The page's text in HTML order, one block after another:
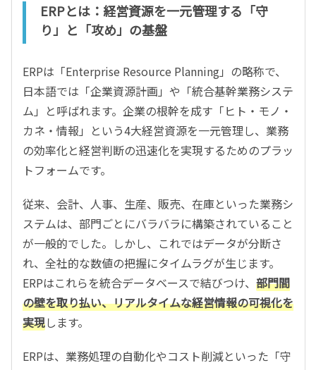
ERPとは：経営資源を一元管理する「守
り」と「攻め」の基盤
ERPは「Enterprise Resource Planning」の略称で、
日本語では「企業資源計画」や「統合基幹業務システ
ム」と呼ばれます。企業の根幹を成す「ヒト・モノ・
カネ・情報」という4大経営資源を一元管理し、業務
の効率化と経営判断の迅速化を実現するためのプラッ
トフォームです。
従来、会計、人事、生産、販売、在庫といった業務シ
ステムは、部門ごとにバラバラに構築されていること
が一般的でした。しかし、これではデータが分断さ
れ、全社的な数値の把握にタイムラグが生じます。
ERPはこれらを統合データベースで結びつけ、 部門間
の壁を取り払い、リアルタイムな経営情報の可視化を
実現します。
ERPは、業務処理の自動化やコスト削減といった「守